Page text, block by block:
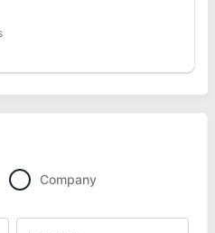
Company